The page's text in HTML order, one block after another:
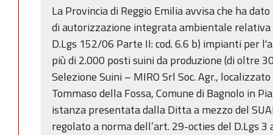
La Provincia di Reggio Emilia avvisa che ha
di autorizzazione integrata ambientale
D.Lgs 152/06 Parte II: cod. 6.6 b) impianti per
più di 2.000 posti suini da produzione (di oltre
Selezione Suini – MIRO Srl Soc. Agr.,
Tommaso della Fossa, Comune di Bagnolo in
istanza presentata dalla Ditta a mezzo del
regolato a norma dell’art. 29-octies del D.Lgs